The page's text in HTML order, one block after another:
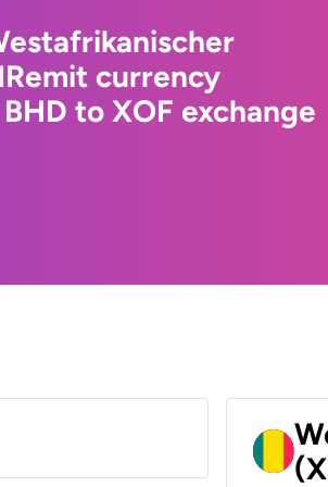
currency
to XOF exchange